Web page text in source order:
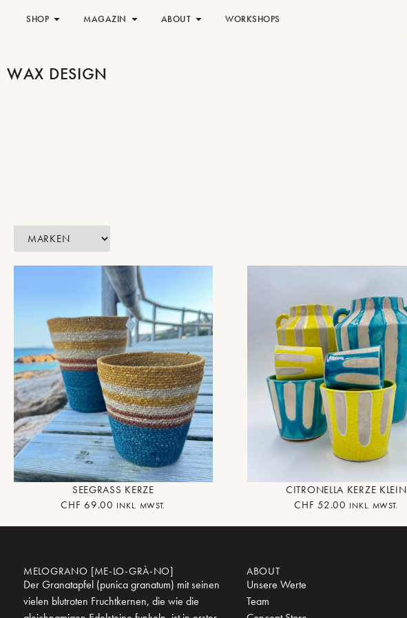
SHOP MAGAZIN ABOUT WORKSHOPS
WAX DESIGN
SEEGRASS KERZE
CHF 69.00 INKL. MWST.
CITRONELLA KERZE KLEIN
CHF 52.00 INKL. MWST.
MELOGRANO [ME-LO-GRÀ-NO]
Der Granatapfel (punica granatum) mit seinen
vielen blutroten Fruchtkernen, die wie die
ABOUT
Unsere Werte
Team